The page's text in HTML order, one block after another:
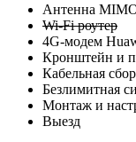
Антенна
Wi-Fi роутер
4G-модем
Кронштейн и
Кабельная
Безлимитная
Монтаж и
Выезд